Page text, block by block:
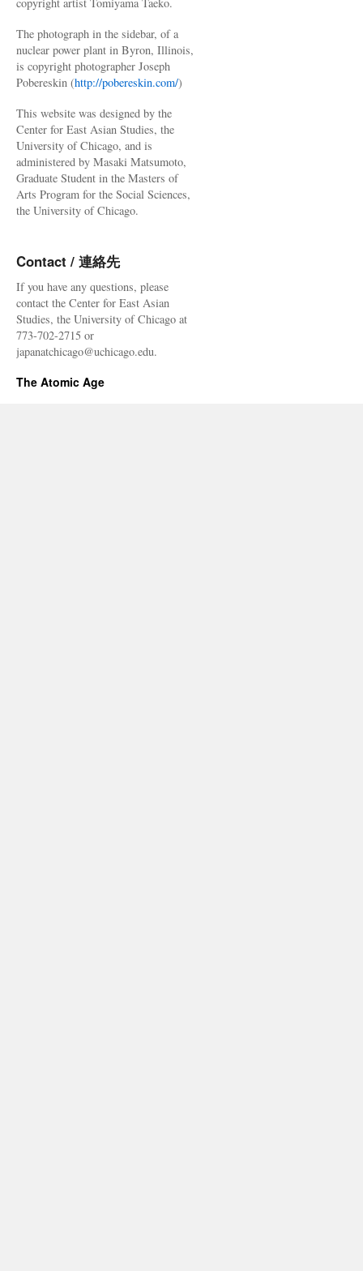
The photograph in the sidebar, of a
nuclear power plant in Byron, Illinois,
is copyright photographer Joseph
Pobereskin (http://pobereskin.com/)
This website was designed by the
Center for East Asian Studies, the
University of Chicago, and is
administered by Masaki Matsumoto,
Graduate Student in the Masters of
Arts Program for the Social Sciences,
the University of Chicago.
Contact / 連絡先
If you have any questions, please
contact the Center for East Asian
Studies, the University of Chicago at
773-702-2715 or
japanatchicago@uchicago.edu.
The Atomic Age